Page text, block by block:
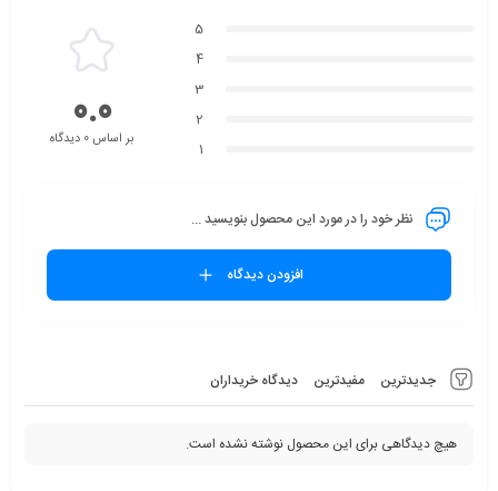
جدیدترین مفیدترین دیدگاه خریداران
هیچ دیدگاهی برای این محصول نوشته نشده است.
5
4
3
2
1
0.0بر اساس 0 دیدگاه
نظر خود را در مورد این محصول بنویسید ...
افزودن دیدگاه